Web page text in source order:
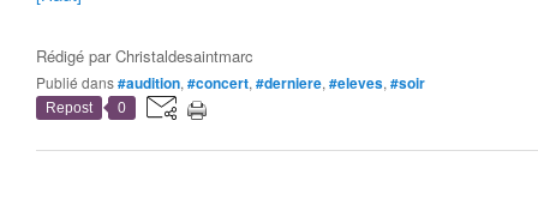
Rédigé parChristaldesaintmarc
Publié dans#audition, #concert, #derniere, #eleves, #soir
Repost 0